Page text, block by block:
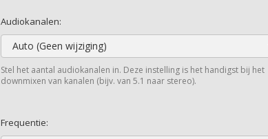
Audiokanalen:
Auto (Geen wijziging)
Stel het aantal audiokanalen in. Deze instelling is het handigst bij het
downmixen van kanalen (bijv. van 5.1 naar stereo).
Frequentie: